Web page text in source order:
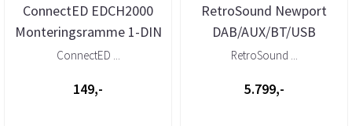
ConnectED EDCH2000
Monteringsramme 1-DIN
Chrysler/Dodge/Jeep (--
ConnectED ...
149,-
RetroSound Newport
DAB/AUX/BT/USB
Chrysler/Dodge (1976 -
RetroSound ...
5.799,-